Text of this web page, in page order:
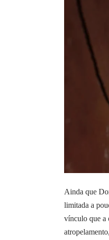
Ainda que
limitada a
vínculo que a